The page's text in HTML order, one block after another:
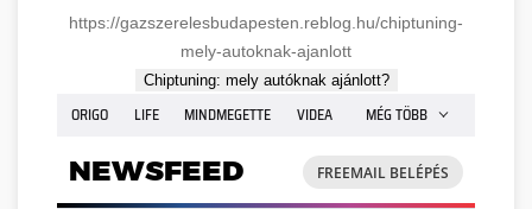
https://gazszerelesbudapesten.reblog.hu/chiptuning-
mely-autoknak-ajanlott
Chiptuning: mely autóknak ajánlott?